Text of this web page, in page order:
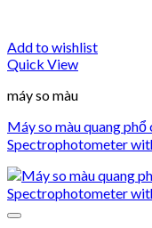
Add to wishlist
Quick View
máy so màu
Máy so màu quang
Spectrophotometer